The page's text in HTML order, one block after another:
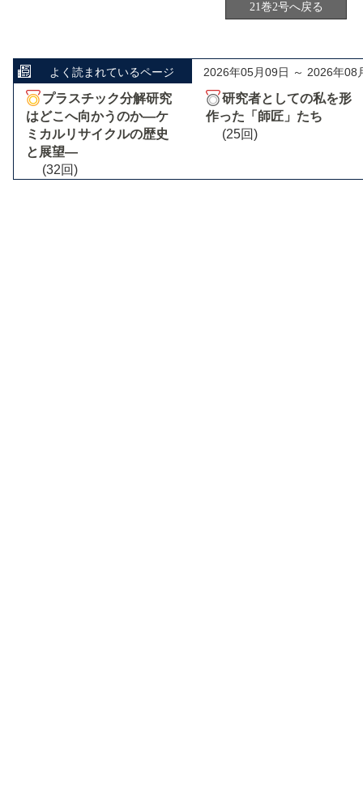
21巻2号へ戻る
よく読まれているページ 2026年05月09日 ～ 2026年08
プラスチック分解研究
はどこへ向かうのか―ケ
ミカルリサイクルの歴史
と展望―
(32回)
研究者としての私を形
作った「師匠」たち
(25回)